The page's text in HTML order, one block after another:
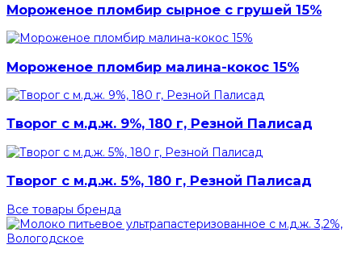
Мороженое пломбир сырное с грушей 15%
Мороженое пломбир малина-кокос 15%
Творог с м.д.ж. 9%, 180 г, Резной Палисад
Творог с м.д.ж. 5%, 180 г, Резной Палисад
Все товары бренда